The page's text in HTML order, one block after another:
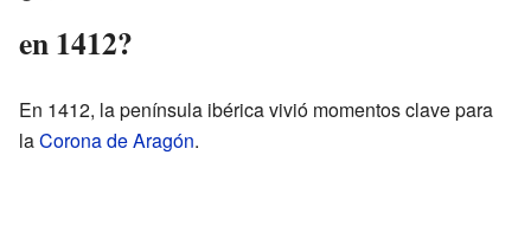
en 1412?
En 1412, la península ibérica vivió momentos clave para
laCorona de Aragón.